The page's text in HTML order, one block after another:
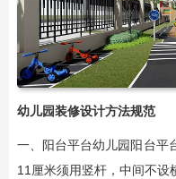
幼儿园装修设计方法规范
一、阳台平台幼儿园阳台平
11厘米须用竖杆，中间不设